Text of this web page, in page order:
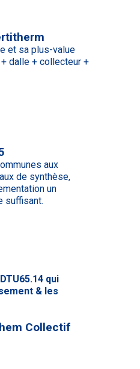
et sa plus-value
dalle + collecteur +
aux
de synthèse,
un
suffisant.
qui
& les
Collectif